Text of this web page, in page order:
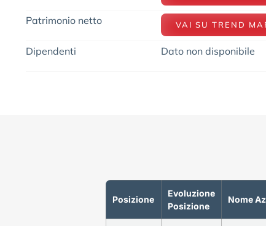
Patrimonio netto VAI SU TREND
Dipendenti Dato non disponibile
Posizione
Evoluzione
Posizione
Nome